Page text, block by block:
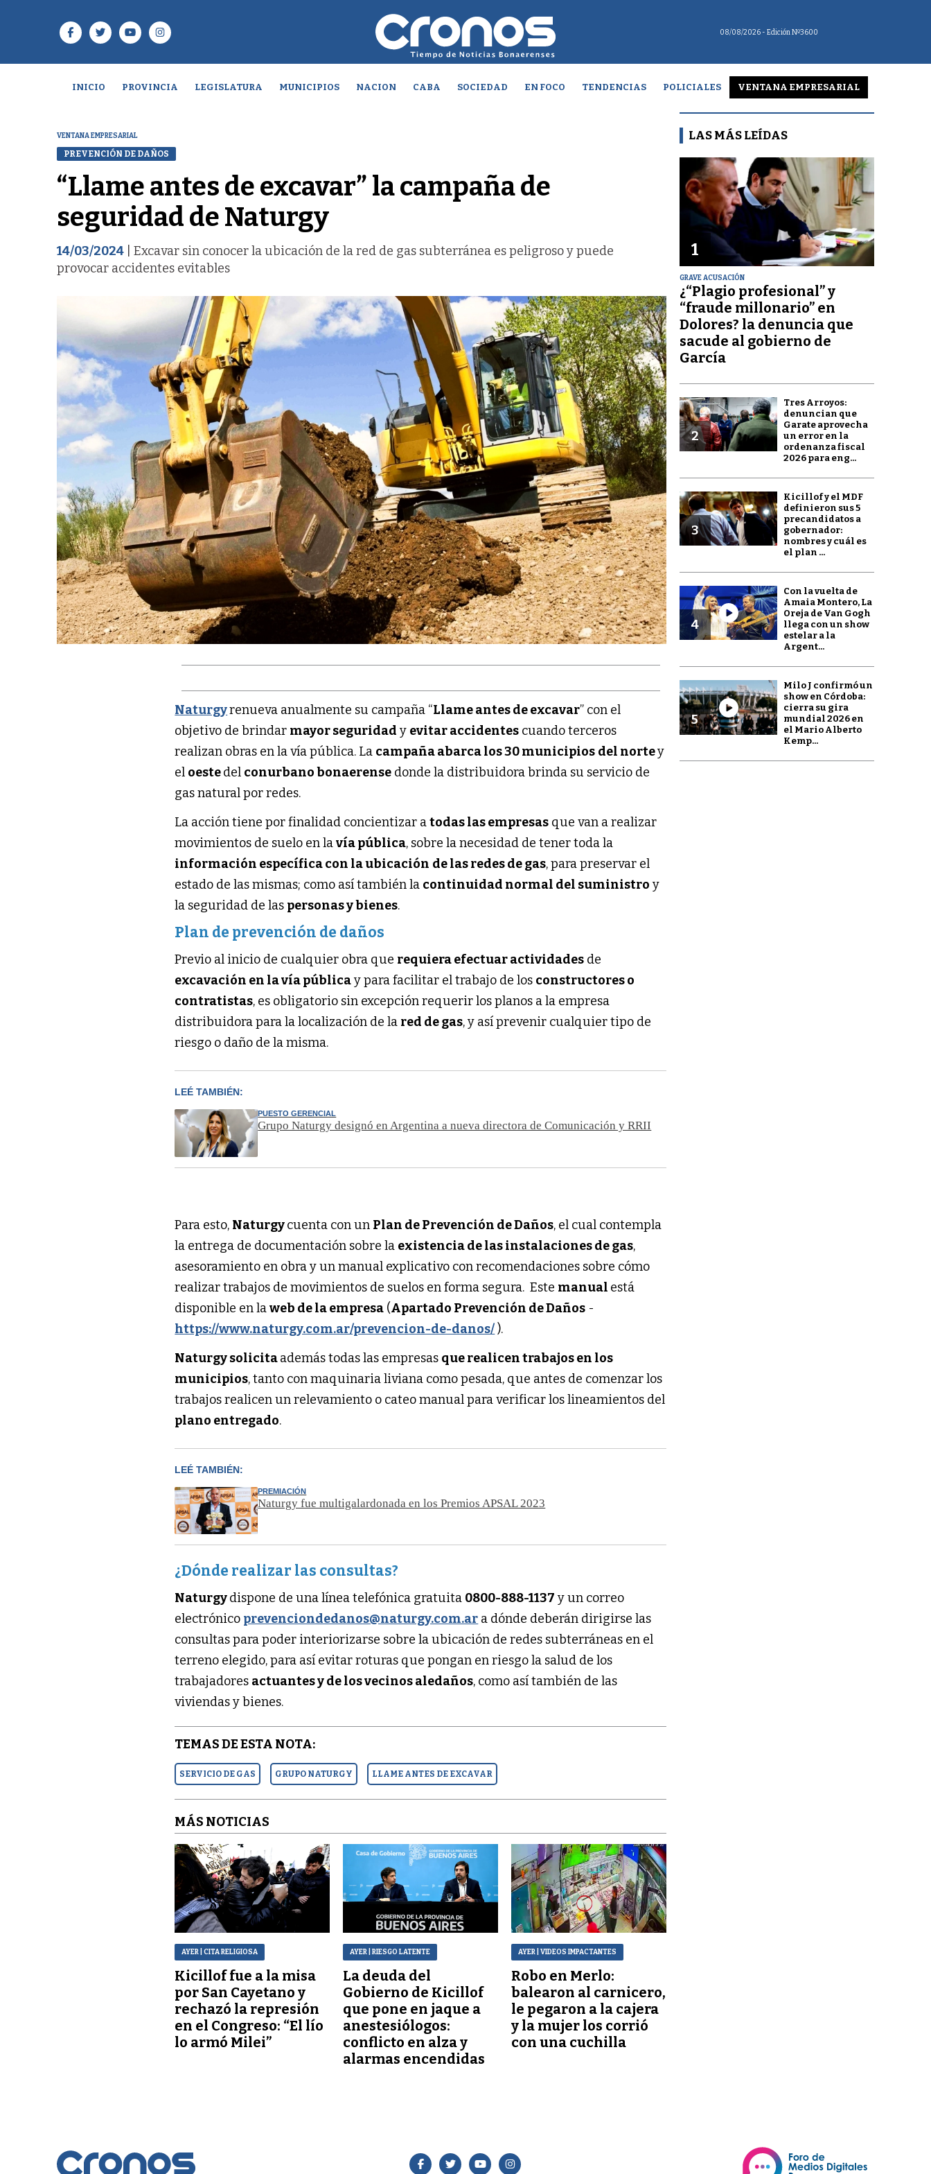
08/08/2026 - Edición Nº3600
INICIO PROVINCIA LEGISLATURA MUNICIPIOS NACION CABA SOCIEDAD EN FOCO TENDENCIAS POLICIALES VENTANA EMPRESARIAL
VENTANA EMPRESARIAL
PREVENCIÓN DE DAÑOS
“Llame antes de excavar” la campaña de
seguridad de Naturgy
14/03/2024 | Excavar sin conocer la ubicación de la red de gas subterránea es peligroso y puede
provocar accidentes evitables
Naturgyrenueva anualmente su campaña “Llame antes de excavar” con el
objetivo de brindar mayor seguridad y evitar accidentes cuando terceros
realizan obras en la vía pública. La campaña abarca los 30 municipios del nortey
el oestedel conurbano bonaerense donde la distribuidora brinda su servicio de
gas natural por redes.
La acción tiene por finalidad concientizar atodas las empresas que van a realizar
movimientos de suelo en lavía pública, sobre la necesidad de tener toda la
información específica con la ubicación de las redes de gas, para preservar el
estado de las mismas; como así también la continuidad normal del suministro y
la seguridad de las personas y bienes.
Plan de prevención de daños
Previo al inicio de cualquier obra que requiera efectuar actividades de
excavación en la vía públicay para facilitar el trabajo de los constructores o
contratistas, es obligatorio sin excepción requerir los planos a la empresa
distribuidora para la localización de la red de gas, y así prevenir cualquier tipo de
riesgo o daño de la misma.
LEÉ TAMBIÉN:
PUESTO GERENCIAL
Grupo Naturgy designó en Argentina a nueva directora de Comunicación y RRII
Para esto, Naturgycuenta con un Plan de Prevención de Daños, el cual contempla
la entrega de documentación sobre la existencia de las instalaciones de gas,
asesoramiento en obra y un manual explicativo con recomendaciones sobre cómo
realizar trabajos de movimientos de suelos en forma segura. Este manual está
disponible en laweb de la empresa (Apartado Prevención de Daños -
https://www.naturgy.com.ar/prevencion-de-danos/ ).
Naturgy solicitaademás todas las empresas que realicen trabajos en los
municipios, tanto con maquinaria liviana como pesada, que antes de comenzar los
trabajos realicen un relevamiento o cateo manual para verificar los lineamientos del
plano entregado.
LEÉ TAMBIÉN:
PREMIACIÓN
Naturgy fue multigalardonada en los Premios APSAL 2023
¿Dónde realizar las consultas?
Naturgydispone de una línea telefónica gratuita 0800-888-1137 y un correo
electrónico prevenciondedanos@naturgy.com.ar a dónde deberán dirigirse las
consultas para poder interiorizarse sobre la ubicación de redes subterráneas en el
terreno elegido, para así evitar roturas que pongan en riesgo la salud de los
trabajadores actuantes y de los vecinos aledaños, como así también de las
viviendas y bienes.
TEMAS DE ESTA NOTA:
SERVICIO DE GAS GRUPO NATURGY LLAME ANTES DE EXCAVAR
MÁS NOTICIAS
AYER | CITA RELIGIOSA
Kicillof fue a la misa
por San Cayetano y
rechazó la represión
en el Congreso: “El lío
lo armó Milei”
AYER | RIESGO LATENTE
La deuda del
Gobierno de Kicillof
que pone en jaque a
anestesiólogos:
conflicto en alza y
alarmas encendidas
AYER | VIDEOS IMPACTANTES
Robo en Merlo:
balearon al carnicero,
le pegaron a la cajera
y la mujer los corrió
con una cuchilla
LAS MÁS LEÍDAS
1
GRAVE ACUSACIÓN
¿“Plagio profesional” y
“fraude millonario” en
Dolores? la denuncia que
sacude al gobierno de
García
2
Tres Arroyos:
denuncian que
Garate aprovecha
un error en la
ordenanza fiscal
2026 para eng...
3
Kicillof y el MDF
definieron sus 5
precandidatos a
gobernador:
nombres y cuál es
el plan ...
4
Con la vuelta de
Amaia Montero, La
Oreja de Van Gogh
llega con un show
estelar a la
Argent...
5
Milo J confirmó un
show en Córdoba:
cierra su gira
mundial 2026 en
el Mario Alberto
Kemp...